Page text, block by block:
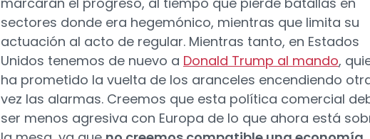
sectores donde era hegemónico, mientras que limita su
actuación al acto de regular. Mientras tanto, en Estados
Unidos tenemos de nuevo a Donald Trump al mando,
ha prometido la vuelta de los aranceles encendiendo
vez las alarmas. Creemos que esta política comercial
ser menos agresiva con Europa de lo que ahora está